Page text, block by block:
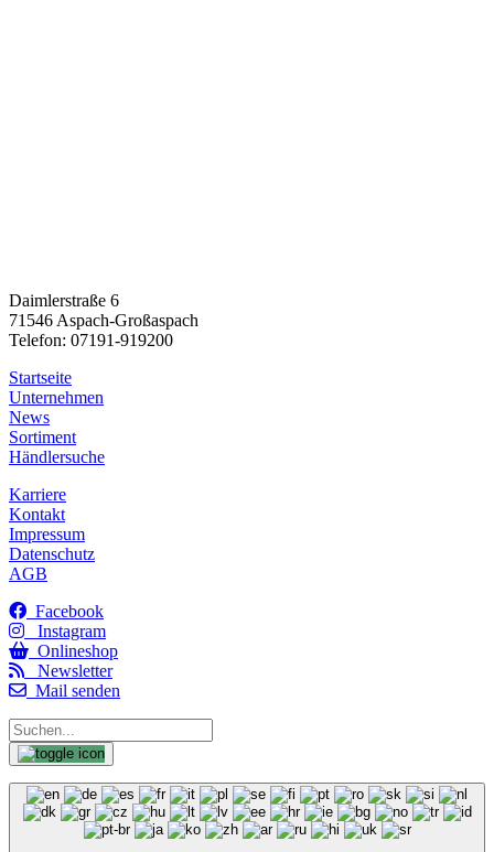
Daimlerstraße 6
71546 Aspach-Großaspach
Telefon: 07191-919200
Startseite
Unternehmen
News
Sortiment
Händlersuche
Karriere
Kontakt
Impressum
Datenschutz
AGB
Facebook
Instagram
Onlineshop
Newsletter
Mail senden